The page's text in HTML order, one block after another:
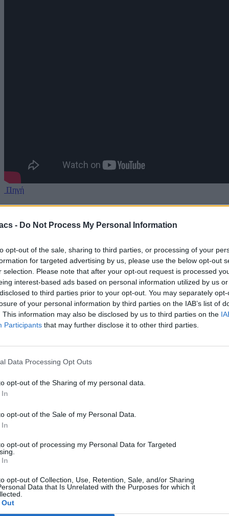
- Do Not Process My Personal Information
opt-out of the sale, sharing to third parties, or processing of your
for targeted advertising by us, please use the below opt-out
selection. Please note that after your opt-out request is processed
interest-based ads based on personal information utilized by us
to third parties prior to your opt-out. You may separately
of your personal information by third parties on the IAB’s list of
This information may also be disclosed by us to third parties on the
Participants that may further disclose it to other third parties.
Data Processing Opt Outs
opt-out of the Sharing of my personal data.
opt-out of the Sale of my Personal Data.
opt-out of processing my Personal Data for Targeted
opt-out of Collection, Use, Retention, Sale, and/or Sharing
Data that Is Unrelated with the Purposes for which it
Πηγή
RSS feed reader και στα social media σας.
Add to preferred sources